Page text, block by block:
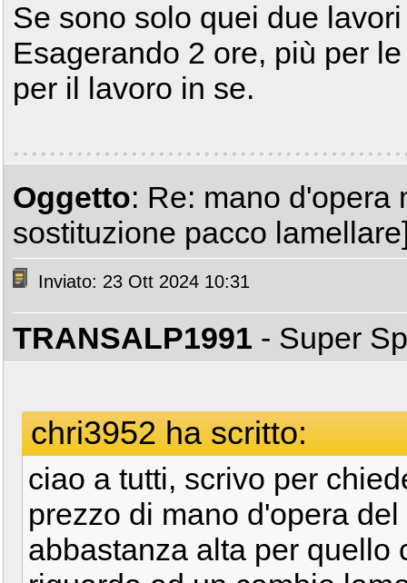
Se sono solo quei due
Esagerando 2 ore, più per
per il lavoro in se.
Oggetto: Re: mano d'opera
sostituzione pacco
Inviato: 23 Ott 2024 10:31
TRANSALP1991 - Super
chri3952 ha scritto:
ciao a tutti, scrivo per
prezzo di mano d'opera
abbastanza alta per quello